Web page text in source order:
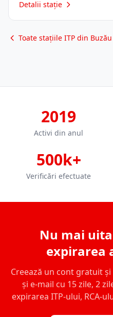
Detalii stație
Toate stațiile ITP din Buzău
2019
Activi din anul
500k+
Verificări efectuate
Nu mai
expirarea
Creează un cont gratuit
și e-mail cu 15 zile, 2
expirarea ITP-ului, RCA-